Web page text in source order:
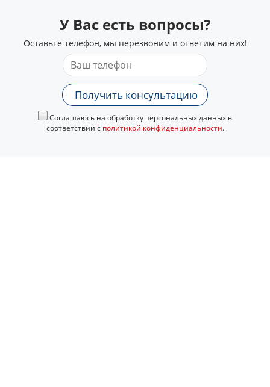
У Вас есть вопросы?
Оставьте телефон, мы перезвоним и ответим на них!
Получить консультацию
Соглашаюсь на обработку персональных данных в
соответствии с политикой конфиденциальности.